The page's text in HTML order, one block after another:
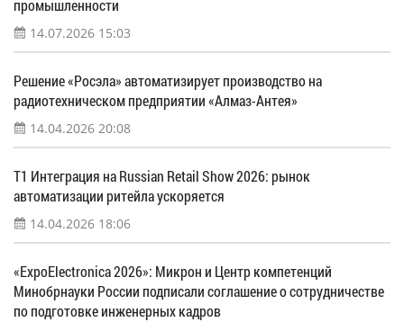
промышленности
14.07.2026 15:03
Решение «Росэла» автоматизирует производство на
радиотехническом предприятии «Алмаз-Антея»
14.04.2026 20:08
Т1 Интеграция на Russian Retail Show 2026: рынок
автоматизации ритейла ускоряется
14.04.2026 18:06
«ExpoElectronica 2026»: Микрон и Центр компетенций
Минобрнауки России подписали соглашение о сотрудничестве
по подготовке инженерных кадров